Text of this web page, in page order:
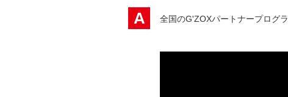
A 全国のG'ZOXパートナープログ